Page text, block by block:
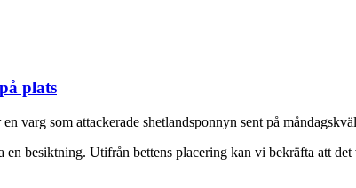
plats
varg som attackerade shetlandsponnyn sent på
besiktning. Utifrån bettens placering kan vi bekräfta att